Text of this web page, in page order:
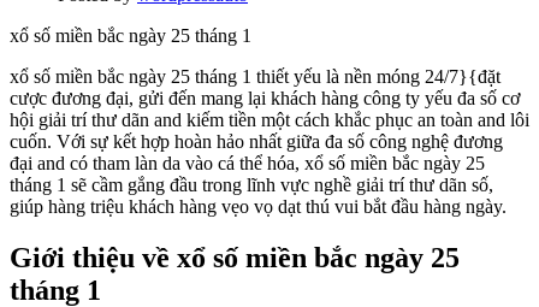
xổ số miền bắc ngày 25 tháng 1
xổ số miền bắc ngày 25 tháng 1 thiết yếu là nền móng 24/7}{đặt
cược đương đại, gửi đến mang lại khách hàng công ty yếu đa số cơ
hội giải trí thư dãn and kiếm tiền một cách khắc phục an toàn and lôi
cuốn. Với sự kết hợp hoàn hảo nhất giữa đa số công nghệ đương
đại and có tham làn da vào cá thể hóa, xổ số miền bắc ngày 25
tháng 1 sẽ cầm gắng đầu trong lĩnh vực nghề giải trí thư dãn số,
giúp hàng triệu khách hàng vẹo vọ dạt thú vui bắt đầu hàng ngày.
Giới thiệu về xổ số miền bắc ngày 25
tháng 1